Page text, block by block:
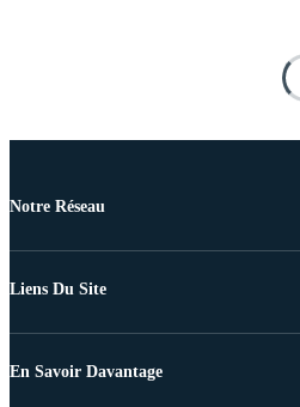
Notre Réseau
Liens Du Site
En Savoir Davantage